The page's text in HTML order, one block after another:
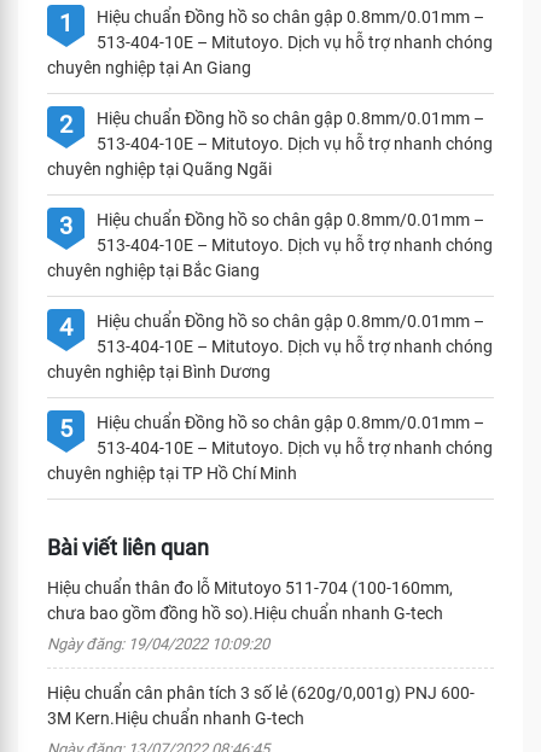
1
Hiệu chuẩn Đồng hồ so chân gập 0.8mm/0.01mm –
513-404-10E – Mitutoyo. Dịch vụ hỗ trợ nhanh chóng
chuyên nghiệp tại An Giang
2
Hiệu chuẩn Đồng hồ so chân gập 0.8mm/0.01mm –
513-404-10E – Mitutoyo. Dịch vụ hỗ trợ nhanh chóng
chuyên nghiệp tại Quãng Ngãi
3
Hiệu chuẩn Đồng hồ so chân gập 0.8mm/0.01mm –
513-404-10E – Mitutoyo. Dịch vụ hỗ trợ nhanh chóng
chuyên nghiệp tại Bắc Giang
4
Hiệu chuẩn Đồng hồ so chân gập 0.8mm/0.01mm –
513-404-10E – Mitutoyo. Dịch vụ hỗ trợ nhanh chóng
chuyên nghiệp tại Bình Dương
5
Hiệu chuẩn Đồng hồ so chân gập 0.8mm/0.01mm –
513-404-10E – Mitutoyo. Dịch vụ hỗ trợ nhanh chóng
chuyên nghiệp tại TP Hồ Chí Minh
Bài viết liên quan
Hiệu chuẩn thân đo lỗ Mitutoyo 511-704 (100-160mm,
chưa bao gồm đồng hồ so).Hiệu chuẩn nhanh G-tech
Ngày đăng: 19/04/2022 10:09:20
Hiệu chuẩn cân phân tích 3 số lẻ (620g/0,001g) PNJ 600-
3M Kern.Hiệu chuẩn nhanh G-tech